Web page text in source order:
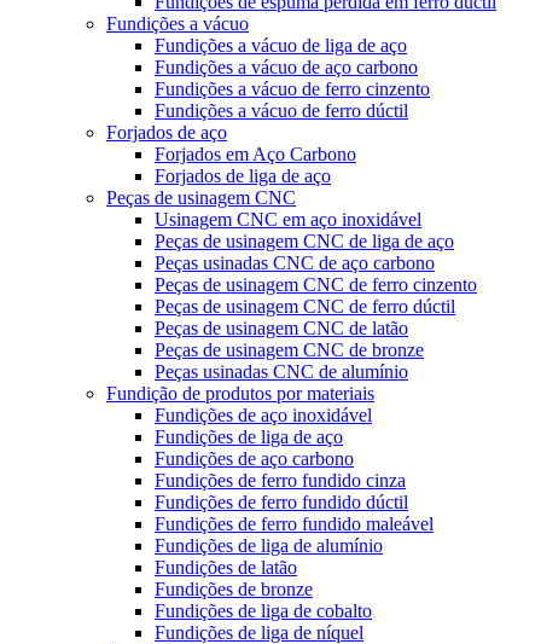
Fundições a vácuo
Fundições a vácuo de liga de aço
Fundições a vácuo de aço carbono
Fundições a vácuo de ferro cinzento
Fundições a vácuo de ferro dúctil
Forjados de aço
Forjados em Aço Carbono
Forjados de liga de aço
Peças de usinagem CNC
Usinagem CNC em aço inoxidável
Peças de usinagem CNC de liga de aço
Peças usinadas CNC de aço carbono
Peças de usinagem CNC de ferro cinzento
Peças de usinagem CNC de ferro dúctil
Peças de usinagem CNC de latão
Peças de usinagem CNC de bronze
Peças usinadas CNC de alumínio
Fundição de produtos por materiais
Fundições de aço inoxidável
Fundições de liga de aço
Fundições de aço carbono
Fundições de ferro fundido cinza
Fundições de ferro fundido dúctil
Fundições de ferro fundido maleável
Fundições de liga de alumínio
Fundições de latão
Fundições de bronze
Fundições de liga de cobalto
Fundições de liga de níquel